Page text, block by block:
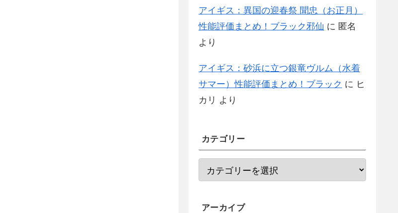
アイギス：異国の迎春祭 聞忠（お正月）
性能評価まとめ！ブラック邪仙 に 匿名
より
アイギス：砂浜に立つ銀竜ヴルム（水着
サマー）性能評価まとめ！ブラック に ヒ
カリ より
カテゴリー
アーカイブ